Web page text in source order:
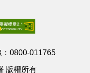
0800-011765
版權所有